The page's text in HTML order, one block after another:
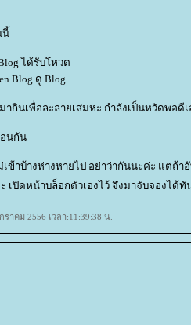
นี้
ได้รับโหวต
Blog ดู Blog
กินเพื่อละลายเสมหะ กำลังเป็นหวัดพอดี
นกัน
เข้าบ้างห่างหายไป อย่าว่ากันนะค่ะ แต่ถ้า
เปิดหน้าบล็อกตัวเองไว้ จึงมาจับจองได้ทั
าคม 2556 เวลา:11:39:38 น.